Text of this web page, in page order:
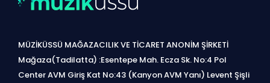
MÜZİKÜSSÜ MAĞAZACILIK VE TİCARET ANONİM ŞİRKETİ
Mağaza(Tadilatta) :Esentepe Mah. Ecza Sk. No:4 Pol
Center AVM Giriş Kat No:43 (Kanyon AVM Yanı) Levent Şişli